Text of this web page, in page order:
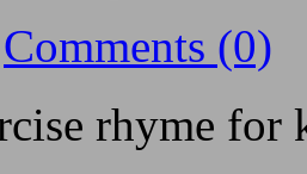
Comments (0)